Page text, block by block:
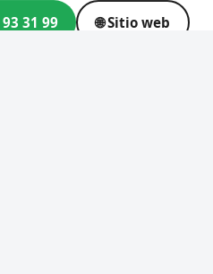
93 31 99 🌐 Sitio web